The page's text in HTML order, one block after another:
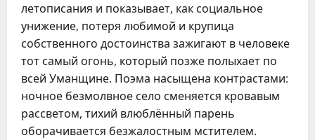
летописания и показывает, как социальное
унижение, потеря любимой и крупица
собственного достоинства зажигают в человеке
тот самый огонь, который позже полыхает по
всей Уманщине. Поэма насыщена контрастами:
ночное безмолвное село сменяется кровавым
рассветом, тихий влюблённый парень
оборачивается безжалостным мстителем.